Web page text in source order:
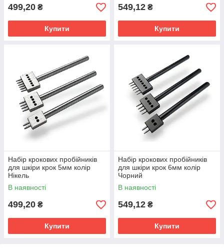
499,20 ₴
Купити
549,12 ₴
Купити
Набір крокових пробійників
для шкіри крок 5мм колір
Нікель
В наявності
499,20 ₴
Купити
Набір крокових пробійників
для шкіри крок 6мм колір
Чорний
В наявності
549,12 ₴
Купити